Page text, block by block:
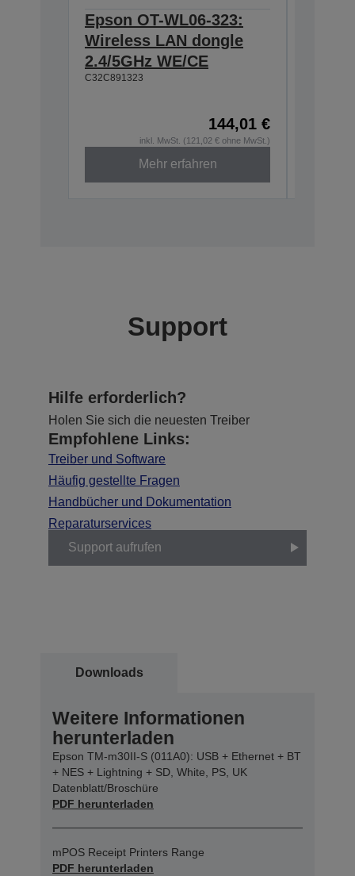
Epson OT-WL06-323:
Wireless LAN dongle
2.4/5GHz WE/CE
C32C891323
144,01 €
inkl. MwSt. (121,02 € ohne MwSt.)
Mehr erfahren
Support
Hilfe erforderlich?
Holen Sie sich die neuesten Treiber
Empfohlene Links:
Treiber und Software
Häufig gestellte Fragen
Handbücher und Dokumentation
Reparaturservices
Support aufrufen
Downloads
Weitere Informationen
herunterladen
Epson TM-m30II-S (011A0): USB + Ethernet + BT
+ NES + Lightning + SD, White, PS, UK
Datenblatt/Broschüre
PDF herunterladen
mPOS Receipt Printers Range
PDF herunterladen